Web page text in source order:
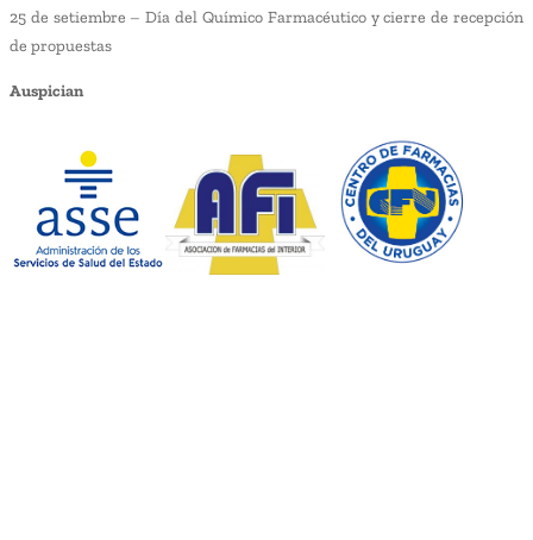
25 de setiembre – Día del Químico Farmacéutico y cierre de recepción
de propuestas
Auspician